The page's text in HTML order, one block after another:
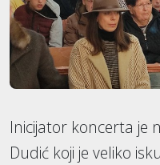
Inicijator koncerta je
Dudić koji je veliko